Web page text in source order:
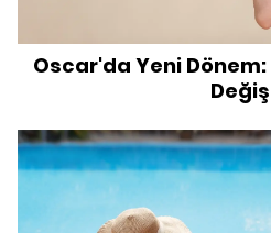
Oscar'da Yeni